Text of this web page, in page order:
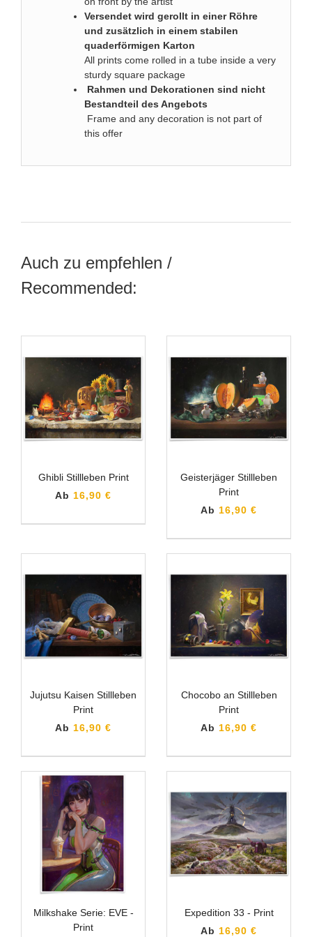
Versendet wird gerollt in einer Röhre
und zusätzlich in einem stabilen
quaderförmigen Karton
All prints come rolled in a tube inside a very
sturdy square package
Rahmen und Dekorationen sind nicht
Bestandteil des Angebots
Frame and any decoration is not part of
this offer
Auch zu empfehlen /
Recommended:
Ghibli Stillleben Print
Ab 16,90 €
Geisterjäger Stillleben
Print
Ab 16,90 €
Jujutsu Kaisen Stillleben
Print
Ab 16,90 €
Chocobo an Stillleben
Print
Ab 16,90 €
Milkshake Serie: EVE -
Print
Expedition 33 - Print
Ab 16,90 €